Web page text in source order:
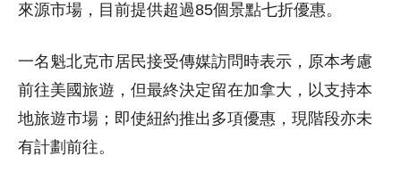
來源市場，目前提供超過85個景點七折優惠。
一名魁北克市居民接受傳媒訪問時表示，原本考慮
前往美國旅遊，但最終決定留在加拿大，以支持本
地旅遊市場；即使紐約推出多項優惠，現階段亦未
有計劃前往。